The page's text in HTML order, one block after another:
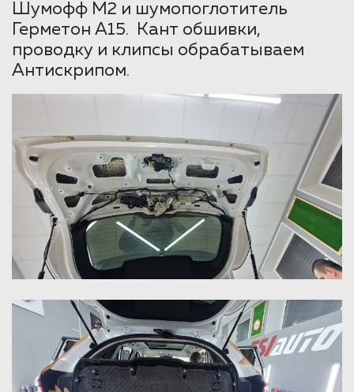
Шумофф М2 и шумопоглотитель
Герметон А15. Кант обшивки,
проводку и клипсы обрабатываем
Антискрипом.